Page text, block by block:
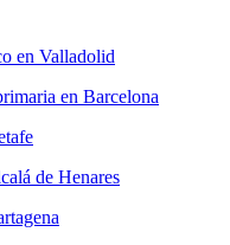
en Valladolid
en Barcelona
de Henares